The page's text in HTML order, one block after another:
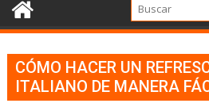
CÓMO HACER UN
ITALIANO DE MANERA